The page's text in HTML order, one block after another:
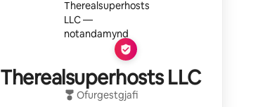
Therealsuperhosts LLC
Ofurgestgjafi